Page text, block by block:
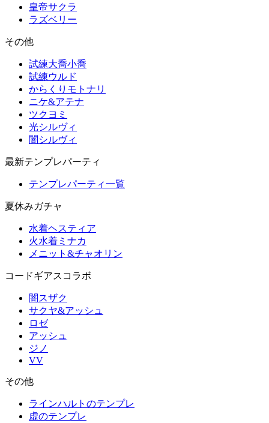
皇帝サクラ
ラズベリー
その他
試練大喬小喬
試練ウルド
からくりモトナリ
ニケ&アテナ
ツクヨミ
光シルヴィ
闇シルヴィ
最新テンプレパーティ
テンプレパーティ一覧
夏休みガチャ
水着ヘスティア
火水着ミナカ
メニット&チャオリン
コードギアスコラボ
闇スザク
サクヤ&アッシュ
ロゼ
アッシュ
ジノ
VV
その他
ラインハルトのテンプレ
虚のテンプレ